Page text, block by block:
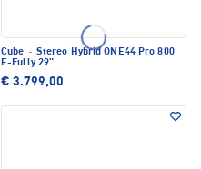
Cube · Stereo Hybrid ONE44 Pro 800
E-Fully 29"
€ 3.799,00